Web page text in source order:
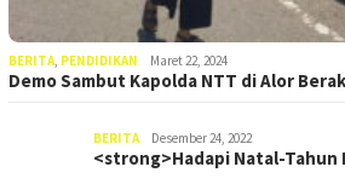
BERITA PENDIDIKAN Maret 22, 2024
Demo Sambut Kapolda NTT di Alor
BERITA Desember 24, 2022
<strong>Hadapi Natal-Tahun